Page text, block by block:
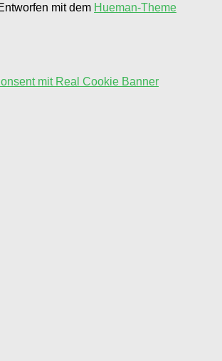
mit dem Hueman-Theme
mit Real Cookie Banner